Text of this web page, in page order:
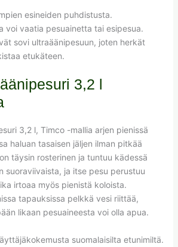
esineiden puhdistusta.
voi vaatia pesuainetta tai esipesua.
sovi ultraäänipesuun, joten herkät
etukäteen.
3,2 l
3,2 l, Timco -mallia arjen pienissä
haluan tasaisen jäljen ilman pitkää
täysin rosterinen ja tuntuu kädessä
suoraviivaista, ja itse pesu perustuu
irtoaa myös pienistä koloista.
tapauksissa pelkkä vesi riittää,
likaan pesuaineesta voi olla apua.
suomalaisilta etunimiltä.